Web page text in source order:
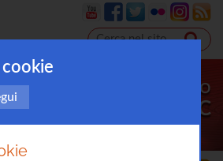
Il sito
Epatite C